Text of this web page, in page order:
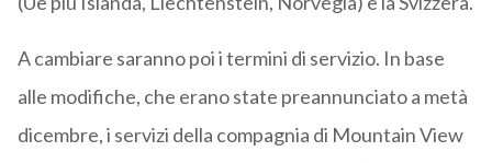
A cambiare saranno poi i termini di servizio. In base
alle modifiche, che erano state preannunciato a metà
dicembre, i servizi della compagnia di Mountain View